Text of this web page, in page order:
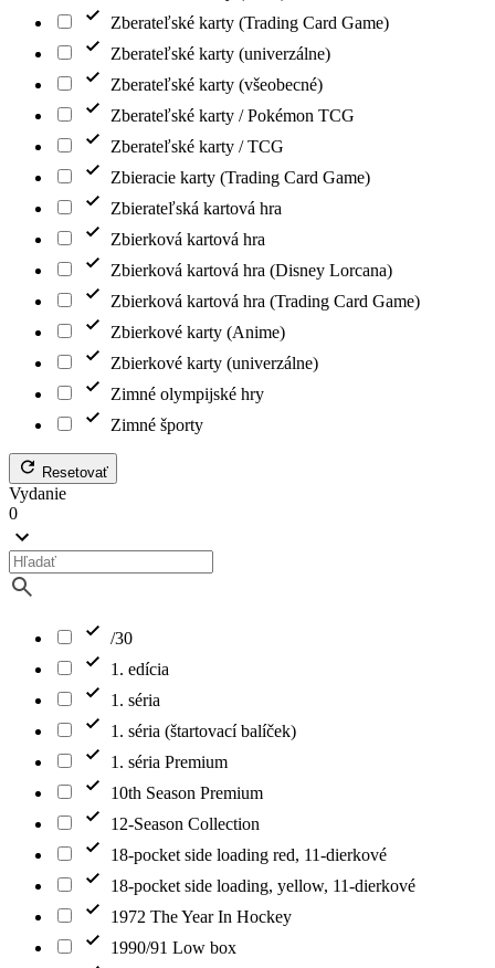
Zberateľské karty (Trading Card Game)
Zberateľské karty (univerzálne)
Zberateľské karty (všeobecné)
Zberateľské karty / Pokémon TCG
Zberateľské karty / TCG
Zbieracie karty (Trading Card Game)
Zbierateľská kartová hra
Zbierková kartová hra
Zbierková kartová hra (Disney Lorcana)
Zbierková kartová hra (Trading Card Game)
Zbierkové karty (Anime)
Zbierkové karty (univerzálne)
Zimné olympijské hry
Zimné športy
Resetovať
Vydanie
0
/30
1. edícia
1. séria
1. séria (štartovací balíček)
1. séria Premium
10th Season Premium
12-Season Collection
18-pocket side loading red, 11-dierkové
18-pocket side loading, yellow, 11-dierkové
1972 The Year In Hockey
1990/91 Low box